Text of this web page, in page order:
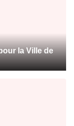
la Ville de